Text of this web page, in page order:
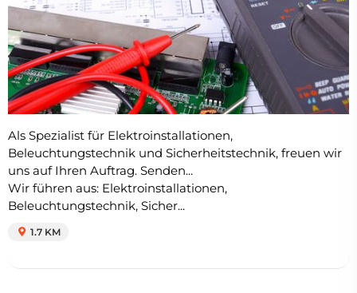
Als Spezialist für Elektroinstallationen,
Beleuchtungstechnik und Sicherheitstechnik, freuen wir
uns auf Ihren Auftrag. Senden...
Wir führen aus: Elektroinstallationen,
Beleuchtungstechnik, Sicher...
1.7 KM